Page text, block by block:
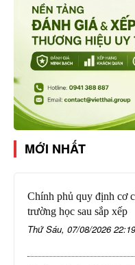
MỚI NHẤT
Chính phủ quy định cơ
trường học sau sắp xếp
Thứ Sáu, 07/08/2026